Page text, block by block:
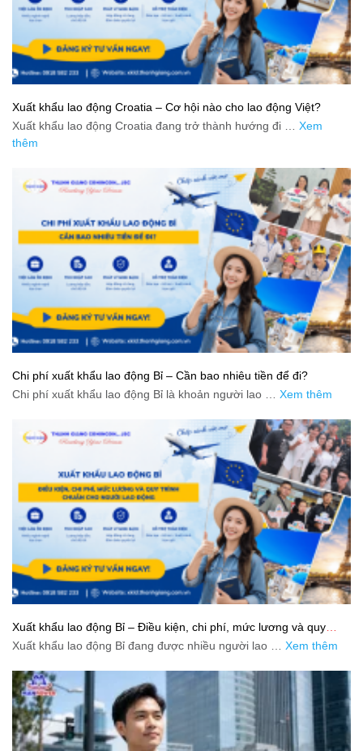
Xuất khẩu lao động Croatia – Cơ hội nào cho lao động Việt?
Xuất khẩu lao động Croatia đang trở thành hướng đi … Xem
thêm
Chi phí xuất khẩu lao động Bỉ – Cần bao nhiêu tiền để đi?
Chi phí xuất khẩu lao động Bỉ là khoản người lao … Xem thêm
Xuất khẩu lao động Bỉ – Điều kiện, chi phí, mức lương và quy
trình chuẩn cho người lao động
Xuất khẩu lao động Bỉ đang được nhiều người lao … Xem thêm